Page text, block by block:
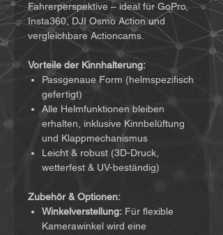
Fahrerperspektive – ideal für GoPro,
Insta360, DJI Osmo Action und
vergleichbare Actioncams.
Vorteile der Kinnhalterung:
Passgenaue Form (helmspezifisch
gefertigt)
Alle Helmfunktionen bleiben
erhalten, inklusive Kinnbelüftung
und Klappmechanismus
Leicht & robust (3D-Druck,
wetterfest & UV-beständig)
Zubehör & Optionen:
Winkelverstellung: Für flexible
Kamerawinkel wird eine